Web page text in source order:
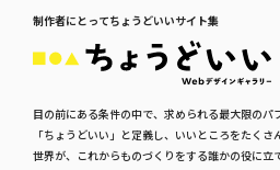
制作者にとってちょうどいいサイト集
目の前にある条件の中で、求められる最大限のパ
「ちょうどいい」と定義し、いいところをたく
世界が、これからものづくりをする誰かの役に立